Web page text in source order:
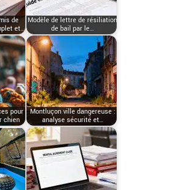
de
et…
Modèle de lettre de résiliation
de bail par le…
pour
chien
Montluçon ville dangereuse :
analyse sécurité et…